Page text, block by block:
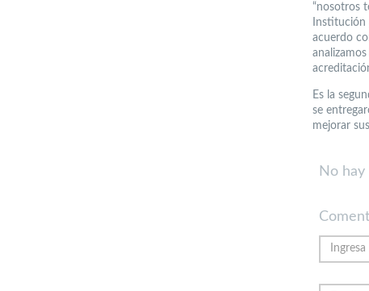
“nosotros
acuerdo
Es la
se
mejorar
No